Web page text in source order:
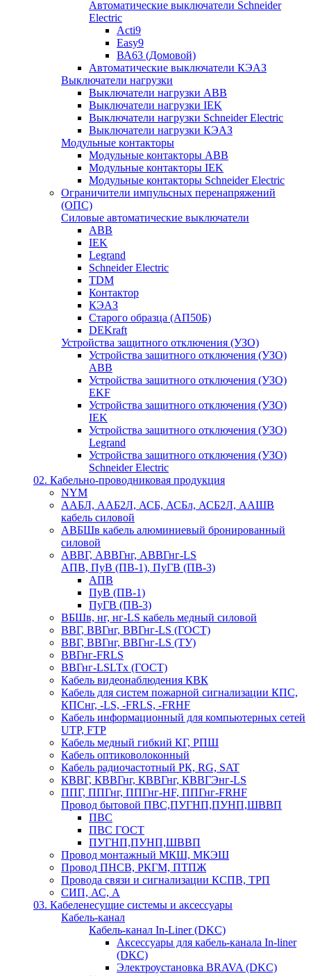
Автоматические выключатели Schneider
Electric
Acti9
Easy9
ВА63 (Домовой)
Автоматические выключатели КЭАЗ
Выключатели нагрузки
Выключатели нагрузки ABB
Выключатели нагрузки IEK
Выключатели нагрузки Schneider Electric
Выключатели нагрузки КЭАЗ
Модульные контакторы
Модульные контакторы ABB
Модульные контакторы IEK
Модульные контакторы Schneider Electric
Ограничители импульсных перенапряжений
(ОПС)
Силовые автоматические выключатели
ABB
IEK
Legrand
Schneider Electric
TDM
Контактор
КЭАЗ
Старого образца (АП50Б)
DEKraft
Устройства защитного отключения (УЗО)
Устройства защитного отключения (УЗО)
ABB
Устройства защитного отключения (УЗО)
EKF
Устройства защитного отключения (УЗО)
IEK
Устройства защитного отключения (УЗО)
Legrand
Устройства защитного отключения (УЗО)
Schneider Electric
02. Кабельно-проводниковая продукция
NYM
ААБЛ, ААБ2Л, АСБ, АСБл, АСБ2Л, ААШВ
кабель силовой
АВБШв кабель алюминиевый бронированный
силовой
АВВГ, АВВГнг, АВВГнг-LS
АПВ, ПуВ (ПВ-1), ПуГВ (ПВ-3)
АПВ
ПуВ (ПВ-1)
ПуГВ (ПВ-3)
ВБШв, нг, нг-LS кабель медный силовой
ВВГ, ВВГнг, ВВГнг-LS (ГОСТ)
ВВГ, ВВГнг, ВВГнг-LS (ТУ)
ВВГнг-FRLS
ВВГнг-LSLTx (ГОСТ)
Кабель видеонаблюдения КВК
Кабель для систем пожарной сигнализации КПС,
КПСнг, -LS, -FRLS, -FRHF
Кабель информационный для компьютерных сетей
UTP, FTP
Кабель медный гибкий КГ, РПШ
Кабель оптиковолоконный
Кабель радиочастотный РК, RG, SAT
КВВГ, КВВГнг, КВВГнг, КВВГЭнг-LS
ППГ, ППГнг, ППГнг-HF, ППГнг-FRHF
Провод бытовой ПВС,ПУГНП,ПУНП,ШВВП
ПВС
ПВС ГОСТ
ПУГНП,ПУНП,ШВВП
Провод монтажный МКШ, МКЭШ
Провод ПНСВ, РКГМ, ПТПЖ
Провода связи и сигнализации КСПВ, ТРП
СИП, АС, А
03. Кабеленесущие системы и аксессуары
Кабель-канал
Кабель-канал In-Liner (DKC)
Аксессуары для кабель-канала In-liner
(DKC)
Электроустановка BRAVA (DKC)